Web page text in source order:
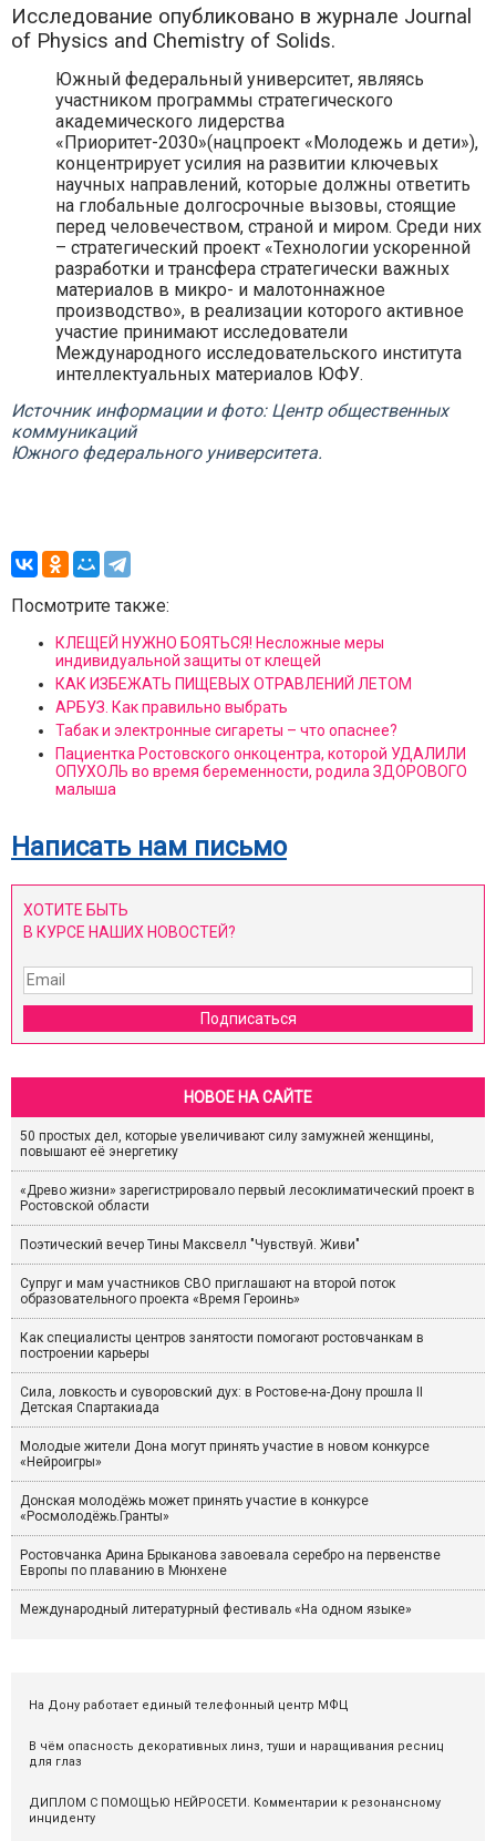
Исследование опубликовано в журнале Journal
of Physics and Chemistry of Solids.
Южный федеральный университет, являясь
участником программы стратегического
академического лидерства
«Приоритет-2030»(нацпроект «Молодежь и дети»),
концентрирует усилия на развитии ключевых
научных направлений, которые должны ответить
на глобальные долгосрочные вызовы, стоящие
перед человечеством, страной и миром. Среди них
– стратегический проект «Технологии ускоренной
разработки и трансфера стратегически важных
материалов в микро- и малотоннажное
производство», в реализации которого активное
участие принимают исследователи
Международного исследовательского института
интеллектуальных материалов ЮФУ.
Источник информации и фото: Центр общественных
коммуникаций
Южного федерального университета.
Посмотрите также:
КЛЕЩЕЙ НУЖНО БОЯТЬСЯ! Несложные меры
индивидуальной защиты от клещей
КАК ИЗБЕЖАТЬ ПИЩЕВЫХ ОТРАВЛЕНИЙ ЛЕТОМ
АРБУЗ. Как правильно выбрать
Табак и электронные сигареты – что опаснее?
Пациентка Ростовского онкоцентра, которой УДАЛИЛИ
ОПУХОЛЬ во время беременности, родила ЗДОРОВОГО
малыша
Написать нам письмо
ХОТИТЕ БЫТЬ
В КУРСЕ НАШИХ НОВОСТЕЙ?
Подписаться
НОВОЕ НА САЙТЕ
50 простых дел, которые увеличивают силу замужней женщины,
повышают её энергетику
«Древо жизни» зарегистрировало первый лесоклиматический проект в
Ростовской области
Поэтический вечер Тины Максвелл "Чувствуй. Живи"
Супруг и мам участников СВО приглашают на второй поток
образовательного проекта «Время Героинь»
Как специалисты центров занятости помогают ростовчанкам в
построении карьеры
Сила, ловкость и суворовский дух: в Ростове-на-Дону прошла II
Детская Спартакиада
Молодые жители Дона могут принять участие в новом конкурсе
«Нейроигры»
Донская молодёжь может принять участие в конкурсе
«Росмолодёжь.Гранты»
Ростовчанка Арина Брыканова завоевала серебро на первенстве
Европы по плаванию в Мюнхене
Международный литературный фестиваль «На одном языке»
На Дону работает единый телефонный центр МФЦ
В чём опасность декоративных линз, туши и наращивания ресниц
для глаз
ДИПЛОМ С ПОМОЩЬЮ НЕЙРОСЕТИ. Комментарии к резонансному
инциденту